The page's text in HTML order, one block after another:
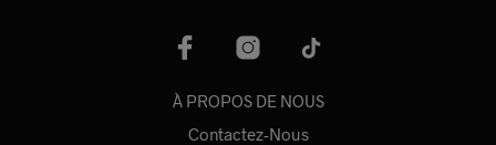
choisies
sur
page
du
À PROPOS DE NOUS
Contactez-Nous